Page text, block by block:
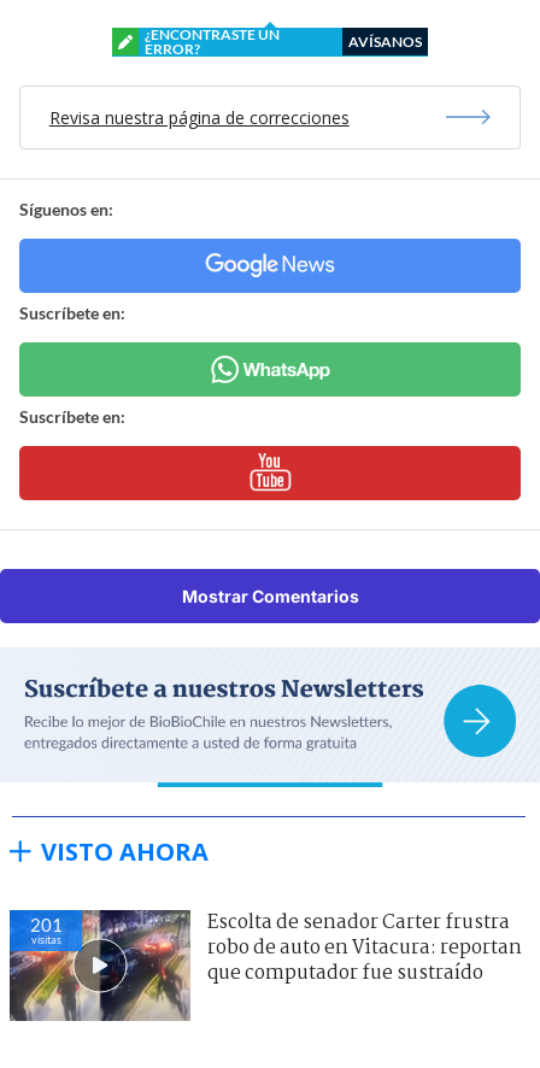
¿ENCONTRASTE UN
ERROR?
AVÍSANOS
Revisa nuestra página de correcciones
Síguenos en:
Suscríbete en:
Suscríbete en:
Mostrar Comentarios
VISTO AHORA
201
visitas
Escolta de senador Carter frustra
robo de auto en Vitacura: reportan
que computador fue sustraído